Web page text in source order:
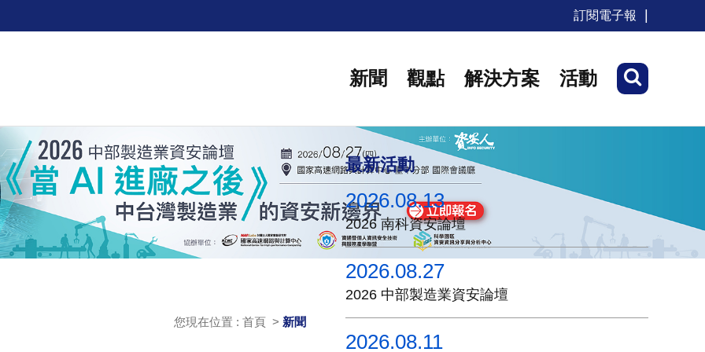
訂閱電子報
新聞 觀點 解決方案 活動
您現在位置 : 首頁 > 新聞
最新活動
2026.08.13
2026 南科資安論壇
2026.08.27
2026 中部製造業資安論壇
2026.08.11